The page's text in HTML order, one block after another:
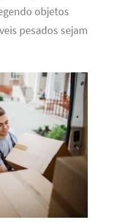
objetos
pesados sejam